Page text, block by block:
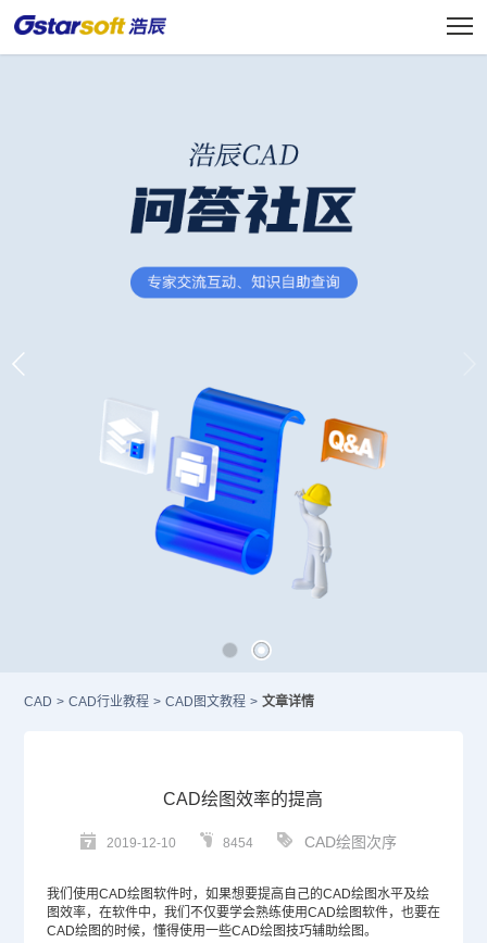
CAD > CAD行业教程 > CAD图文教程 > 文章详情
CAD绘图效率的提高
2019-12-10 8454 CAD绘图次序
我们使用CAD绘图软件时，如果想要提高自己的CAD绘图水平及绘
图效率，在软件中，我们不仅要学会熟练使用CAD绘图软件，也要在
CAD绘图的时候，懂得使用一些CAD绘图技巧辅助绘图。